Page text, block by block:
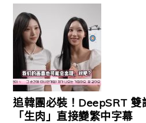
追韓團必裝！DeepSRT 雙
「生肉」直接變繁中字幕